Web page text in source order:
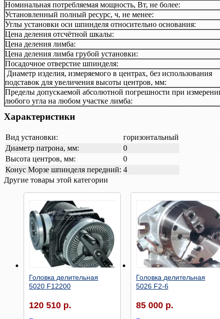
Номинальная потребляемая мощность, Вт, не более:
Установленный полный ресурс, ч, не менее:
Углы установки оси шпинделя относительно основания:
Цена деления отсчётной шкалы:
Цена деления лимба:
Цена деления лимба грубой установки:
Посадочное отверстие шпинделя:
Диаметр изделия, измеряемого в центрах, без использования
подставок для увеличения высоты центров, мм:
Пределы допускаемой абсолютной погрешности при
любого угла на любом участке лимба:
Характеристики
Вид установки:
горизонтальный
Диаметр патрона, мм:
0
Высота центров, мм:
0
Конус Морзе шпинделя передний: 4
Другие товары этой категории
Быстрый просмотр
Головка делительная
5020 F12200
120 510 р.
Быстрый просмотр
Головка делительная
5026 F2-6
85 000 р.